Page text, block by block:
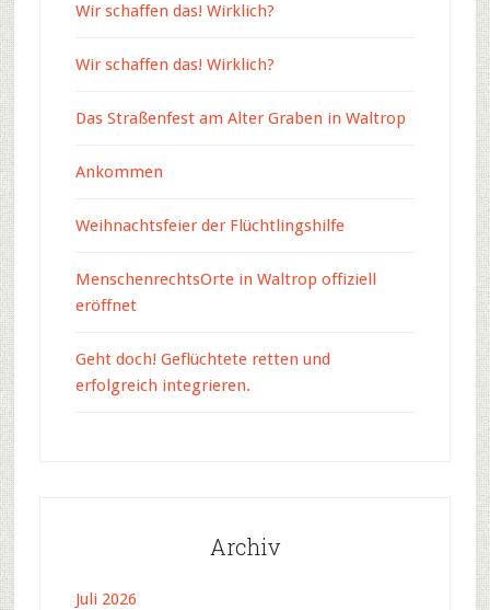
Wir schaffen das! Wirklich?
Wir schaffen das! Wirklich?
Das Straßenfest am Alter Graben in Waltrop
Ankommen
Weihnachtsfeier der Flüchtlingshilfe
MenschenrechtsOrte in Waltrop offiziell
eröffnet
Geht doch! Geflüchtete retten und
erfolgreich integrieren.
Archiv
Juli 2026